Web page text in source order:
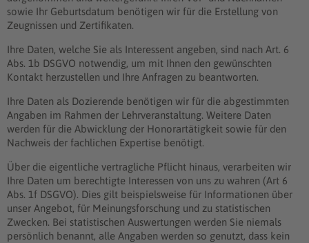
sowie Ihr Geburtsdatum benötigen wir für die Erstellung von
Zeugnissen und Zertifikaten.
Ihre Daten, welche Sie als Interessent angeben, sind nach Art. 6
Abs. 1b DSGVO notwendig, um mit Ihnen den gewünschten
Kontakt herzustellen und Ihre Anfragen zu beantworten.
Ihre Daten als Dozierende benötigen wir für die abgestimmten
Angaben im Rahmen der Lehrveranstaltung. Weitere Daten
werden für die Abwicklung der Honorartätigkeit sowie für den
Nachweis der fachlichen Expertise benötigt.
Über die eigentliche vertragliche Pflicht hinaus, verarbeiten wir
Ihre Daten um berechtigte Interessen von uns zu wahren (Art 6
Abs. 1f DSGVO). Dies gilt beispielsweise für Informationen über
unser Angebot, für Meinungsforschung und zu statistischen
Zwecken. Bei statistischen Auswertungen werden Sie niemals
persönlich benannt, alle Angaben werden so genutzt, dass kein